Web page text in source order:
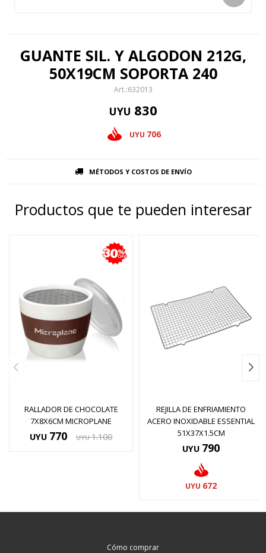
GUANTE SIL. Y ALGODON 212G,
50X19CM SOPORTA 240
632013
UYU 830
UYU 706
MÉTODOS Y COSTOS DE ENVÍO
Productos que te pueden interesar
RALLADOR DE CHOCOLATE
7X8X6CM MICROPLANE
UYU 770 UYU 1.100
REJILLA DE ENFRIAMIENTO
ACERO INOXIDABLE ESSENTIAL
51X37X1.5CM
UYU 790
UYU 672
Cómo comprar